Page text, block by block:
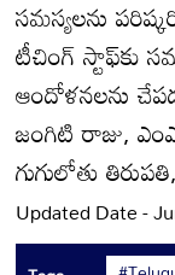
సమస్యలను
టీచింగ్‌ స్టాఫ్‌కు
ఆందోళనలను
జంగిటి రాజు,
గుగులోతు
Updated Date -